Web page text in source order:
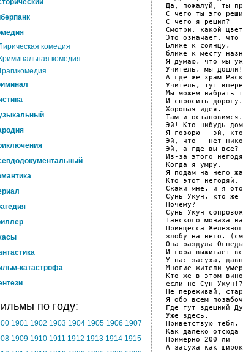
комедия
Криминальная комедия
катастрофа
по году:
1901 1902 1903 1904 1905 1906 1907
1909 1910 1911 1912 1913 1914 1915
Да, пожалуй, ты
С чего ты это
С чего я решил?
Смотри, какой
Это означает, что
Ближе к солнцу,
ближе к месту
Я думаю, что мы
Учитель, мы дошли!
А где же храм
Учитель, тут
Мы можем набрать
И спросить дорогу.
Хорошая идея.
Там и остановимся.
Эй! Кто-нибудь
Я говорю - эй,
Эй, что - нет
Эй, а где вы все?
Из-за этого
Когда я умру,
Я подам на него
Кто этот негодяй,
Скажи мне, и я
Сунь Укун, кто же
Почему?
Сунь Укун
Танского монаха
Принцесса
злобу на него.
Она раздула
И гора выжигает
У нас засуха,
Многие жители
Кто же в этом
если не Сун Укун!?
Не переживай,
Я обо всем
Где тут здешний
Уже здесь.
Приветствую тебя,
Как далеко отсюда
Примерно 200 ли
А засуха как